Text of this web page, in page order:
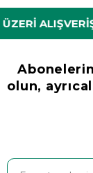
olun,